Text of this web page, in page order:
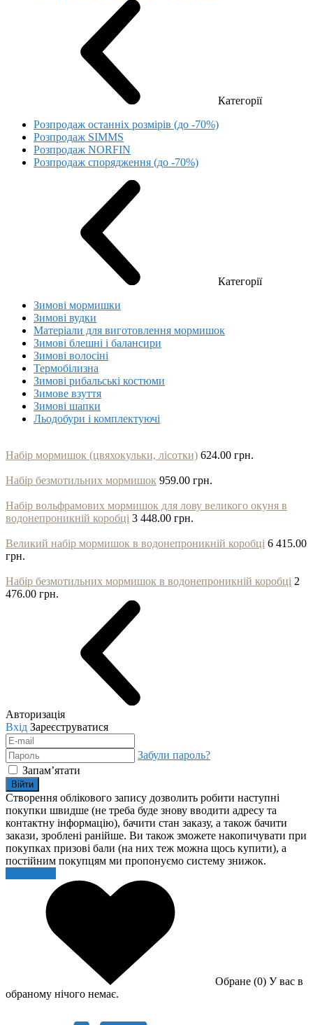
Категорії
Розпродаж останніх розмірів (до -70%)
Розпродаж SIMMS
Розпродаж NORFIN
Розпродаж спорядження (до -70%)
Категорії
Зимові мормишки
Зимові вудки
Матеріали для виготовлення мормишок
Зимові блешні і балансири
Зимові волосіні
Термобілизна
Зимові рибальські костюми
Зимове взуття
Зимові шапки
Льодобури і комплектуючі
Набір мормишок (цвяхокульки, лісотки) 624.00 грн.
Набір безмотильних мормишок 959.00 грн.
Набір вольфрамових мормишок для лову великого окуня в
водонепроникній коробці 3 448.00 грн.
Великий набір мормишок в водонепроникній коробці 6 415.00
грн.
Набір безмотильних мормишок в водонепроникній коробці 2
476.00 грн.
Авторизація
Вхід Зареєструватися
Забули пароль?
Запам’ятати
Війти
Створення облікового запису дозволить робити наступні
покупки швидше (не треба буде знову вводити адресу та
контактну інформацію), бачити стан заказу, а також бачити
закази, зроблені ранійше. Ви також зможете накопичувати при
покупках призові бали (на них теж можна щось купити), а
постійним покупцям ми пропонуємо систему знижок.
Обране (0) У вас в
обраному нічого немає.